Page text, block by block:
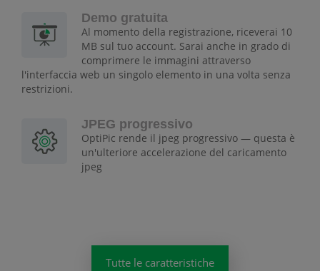
Demo gratuita
Al momento della registrazione, riceverai 10
MB sul tuo account. Sarai anche in grado di
comprimere le immagini attraverso
l'interfaccia web un singolo elemento in una volta senza
restrizioni.
JPEG progressivo
OptiPic rende il jpeg progressivo — questa è
un'ulteriore accelerazione del caricamento
jpeg
Tutte le caratteristiche